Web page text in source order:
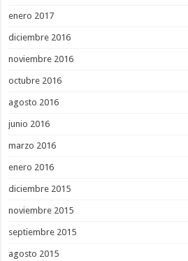
enero 2017
diciembre 2016
noviembre 2016
octubre 2016
agosto 2016
junio 2016
marzo 2016
enero 2016
diciembre 2015
noviembre 2015
septiembre 2015
agosto 2015